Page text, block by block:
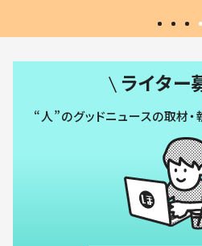
ライター
“人”のグッドニュースの取材